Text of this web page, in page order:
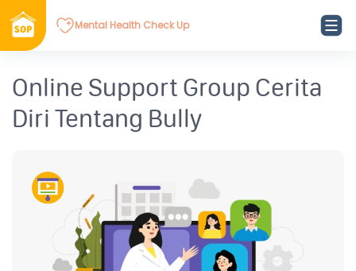
Mental Health Check Up
Online Support Group Cerita
Diri Tentang Bully